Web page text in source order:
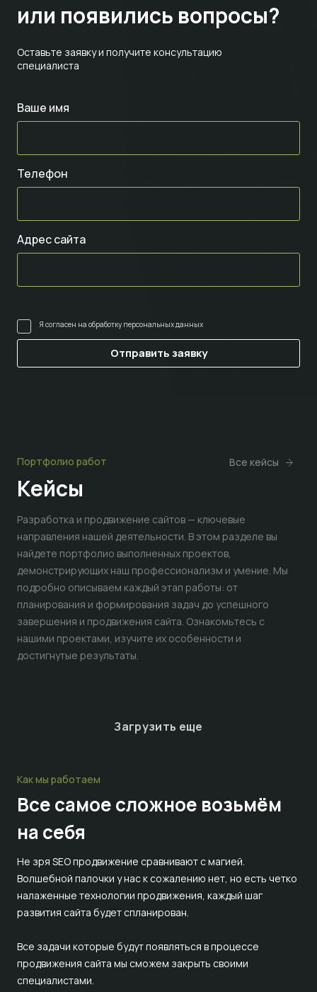
Оставьте заявку и получите консультацию
специалиста
или появились вопросы?
Ваше имя
Телефон
Адрес сайта
Я согласен на обработку персональных данных
Портфолио работ
Кейсы
Все кейсы
Разработка и продвижение сайтов — ключевые
направления нашей деятельности. В этом разделе вы
найдете портфолио выполненных проектов,
демонстрирующих наш профессионализм и умение. Мы
подробно описываем каждый этап работы: от
планирования и формирования задач до успешного
завершения и продвижения сайта. Ознакомьтесь с
нашими проектами, изучите их особенности и
достигнутые результаты.
Загрузить еще
Как мы работаем
Все самое сложное возьмём
на себя
Не зря SEO продвижение сравнивают с магией.
Волшебной палочки у нас к сожалению нет, но есть четко
налаженные технологии продвижения, каждый шаг
развития сайта будет спланирован.
Все задачи которые будут появляться в процессе
продвижения сайта мы сможем закрыть своими
специалистами.